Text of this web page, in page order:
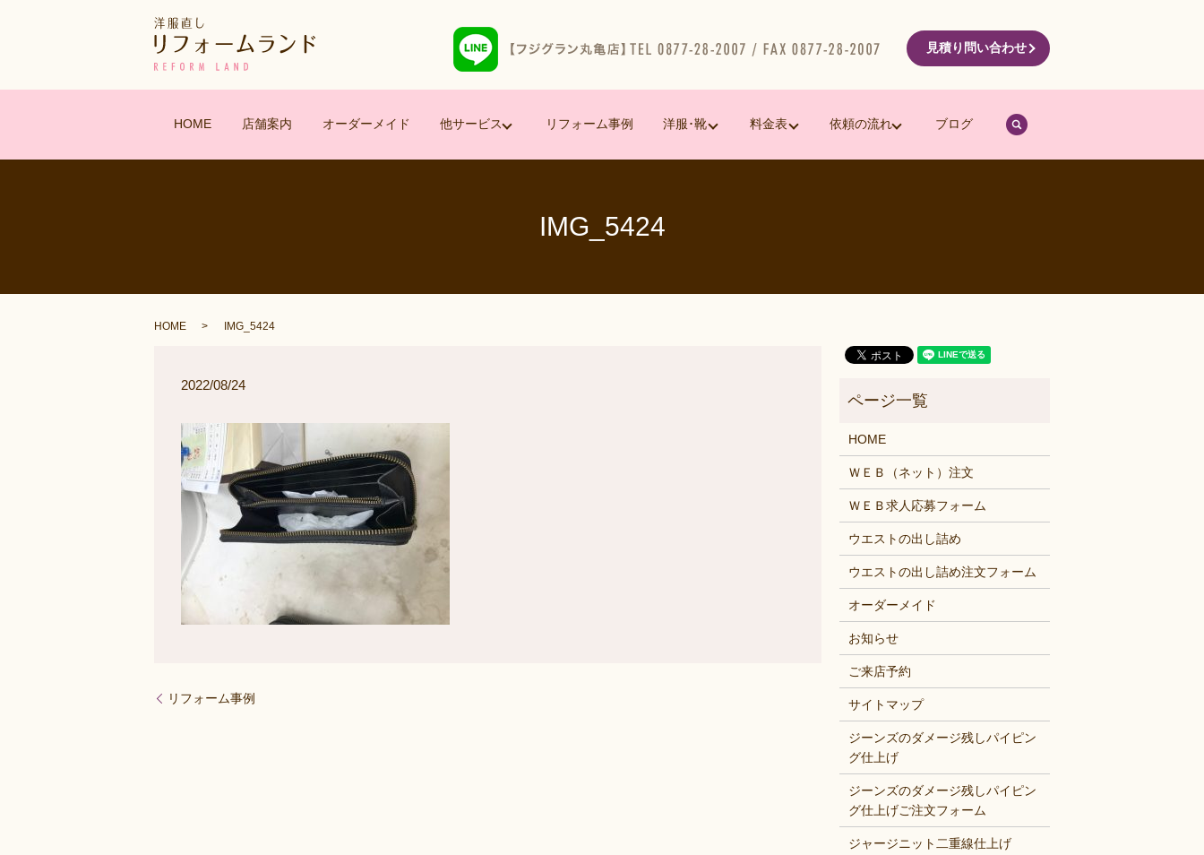
見積り問い合わせ
HOME 店舗案内 オーダーメイド 他サービス リフォーム事例 洋服･靴 料金表 依頼の流れ ブログ
IMG_5424
HOME IMG_5424
2022/08/24
リフォーム事例
HOME
ＷＥＢ（ネット）注文
ＷＥＢ求人応募フォーム
ウエストの出し詰め
ウエストの出し詰め注文フォーム
オーダーメイド
お知らせ
ご来店予約
サイトマップ
ジーンズのダメージ残しパイピン
グ仕上げ
ジーンズのダメージ残しパイピン
グ仕上げご注文フォーム
ジャージニット二重線仕上げ